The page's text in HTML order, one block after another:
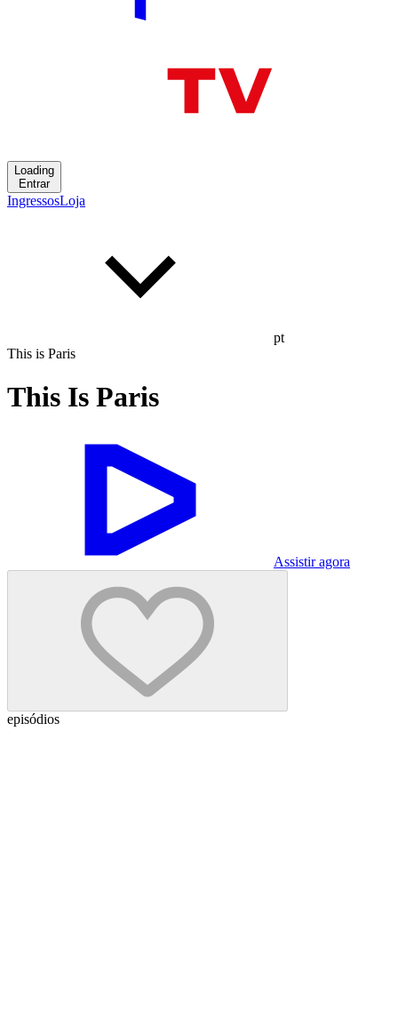
Loading
Entrar
IngressosLoja
pt
This is Paris
This Is Paris
Assistir agora
episódios